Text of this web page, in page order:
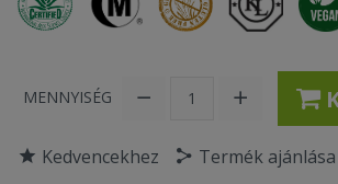
MENNYISÉG
Kedvencekhez Termék ajánlása